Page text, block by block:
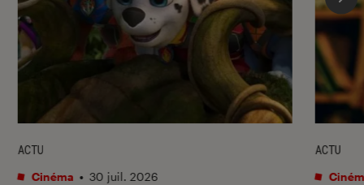
ACTU
Cinéma • 30 juil. 2026
ACTU